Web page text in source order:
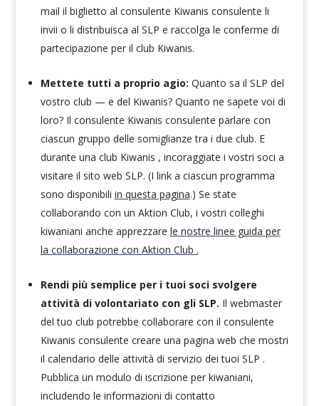
mail il biglietto al consulente Kiwanis consulente li
invii o li distribuisca al SLP e raccolga le conferme di
partecipazione per il club Kiwanis.
Mettete tutti a proprio agio: Quanto sa il SLP del
vostro club — e del Kiwanis? Quanto ne sapete voi di
loro? Il consulente Kiwanis consulente parlare con
ciascun gruppo delle somiglianze tra i due club. E
durante una club Kiwanis , incoraggiate i vostri soci a
visitare il sito web SLP. (I link a ciascun programma
sono disponibili in questa pagina.) Se state
collaborando con un Aktion Club, i vostri colleghi
kiwaniani anche apprezzare le nostre linee guida per
la collaborazione con Aktion Club .
Rendi più semplice per i tuoi soci svolgere
attività di volontariato con gli SLP. Il webmaster
del tuo club potrebbe collaborare con il consulente
Kiwanis consulente creare una pagina web che mostri
il calendario delle attività di servizio dei tuoi SLP .
Pubblica un modulo di iscrizione per kiwaniani,
includendo le informazioni di contatto